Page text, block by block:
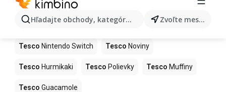
Hľadajte obchody, kategórie, produkty... Zvoľte mesto
Ďalšie produkty v obchodoch Tesco
Tesco Kapor Tesco Ashwagandha
Tesco Nintendo Switch Tesco Noviny
Tesco Hurmikaki Tesco Polievky Tesco Muffiny
Tesco Guacamole